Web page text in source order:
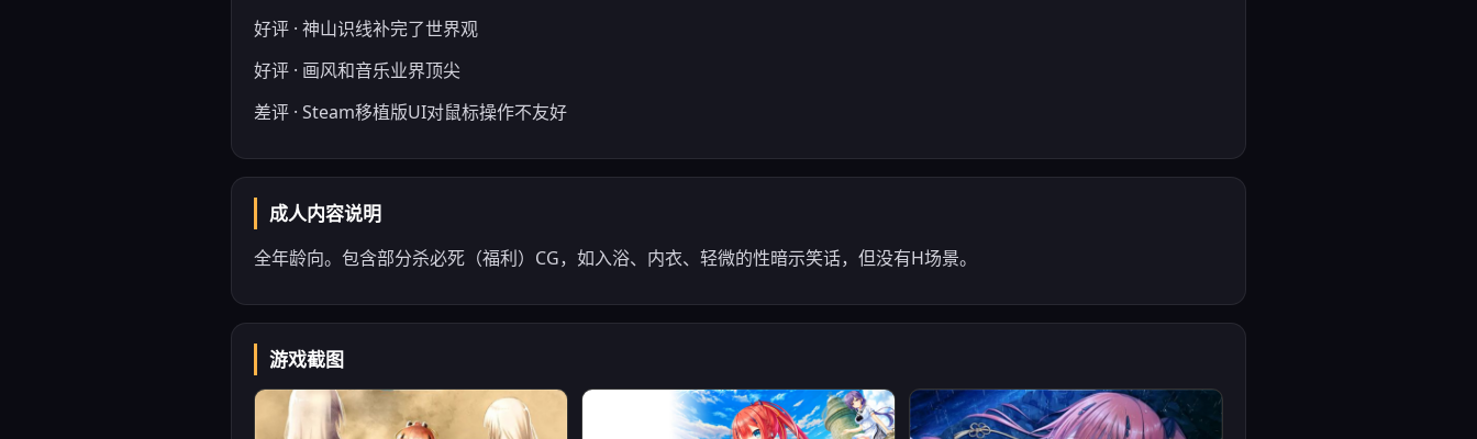
好评 · 神山识线补完了世界观
好评 · 画风和音乐业界顶尖
差评 · Steam移植版UI对鼠标操作不友好
成人内容说明
全年龄向。包含部分杀必死（福利）CG，如入浴、内衣、轻微的性暗示笑话，但没有H场景。
游戏截图